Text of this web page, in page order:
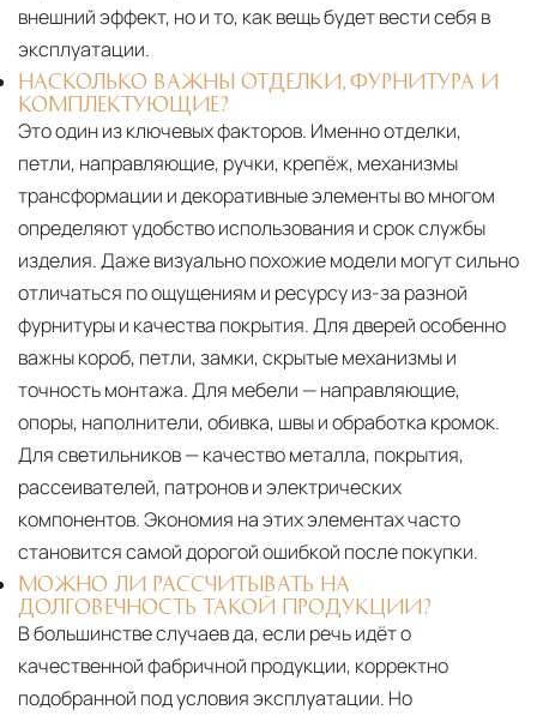
внешний эффект, но и то, как вещь будет вести себя в
эксплуатации.
НАСКОЛЬКО ВАЖНЫ ОТДЕЛКИ, ФУРНИТУРА И
КОМПЛЕКТУЮЩИЕ?
Это один из ключевых факторов. Именно отделки,
петли, направляющие, ручки, крепёж, механизмы
трансформации и декоративные элементы во многом
определяют удобство использования и срок службы
изделия. Даже визуально похожие модели могут сильно
отличаться по ощущениям и ресурсу из-за разной
фурнитуры и качества покрытия. Для дверей особенно
важны короб, петли, замки, скрытые механизмы и
точность монтажа. Для мебели — направляющие,
опоры, наполнители, обивка, швы и обработка кромок.
Для светильников — качество металла, покрытия,
рассеивателей, патронов и электрических
компонентов. Экономия на этих элементах часто
становится самой дорогой ошибкой после покупки.
МОЖНО ЛИ РАССЧИТЫВАТЬ НА
ДОЛГОВЕЧНОСТЬ ТАКОЙ ПРОДУКЦИИ?
В большинстве случаев да, если речь идёт о
качественной фабричной продукции, корректно
подобранной под условия эксплуатации. Но